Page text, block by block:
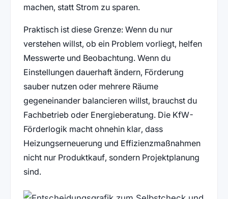
machen, statt Strom zu sparen.
Praktisch ist diese Grenze: Wenn du nur
verstehen willst, ob ein Problem vorliegt, helfen
Messwerte und Beobachtung. Wenn du
Einstellungen dauerhaft ändern, Förderung
sauber nutzen oder mehrere Räume
gegeneinander balancieren willst, brauchst du
Fachbetrieb oder Energieberatung. Die KfW-
Förderlogik macht ohnehin klar, dass
Heizungserneuerung und Effizienzmaßnahmen
nicht nur Produktkauf, sondern Projektplanung
sind.